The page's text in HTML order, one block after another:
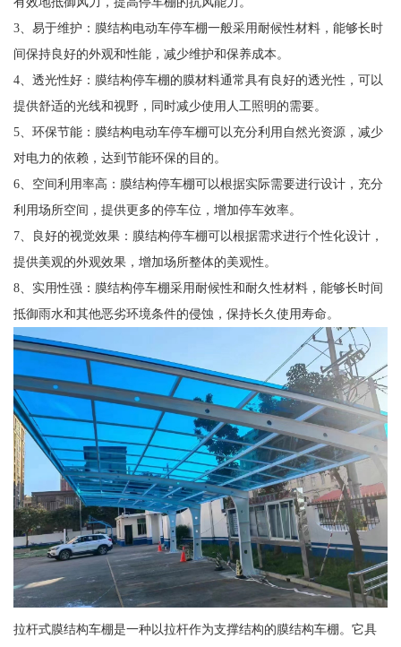
3、易于维护：膜结构电动车停车棚一般采用耐候性材料，能够长时
间保持良好的外观和性能，减少维护和保养成本。
4、透光性好：膜结构停车棚的膜材料通常具有良好的透光性，可以
提供舒适的光线和视野，同时减少使用人工照明的需要。
5、环保节能：膜结构电动车停车棚可以充分利用自然光资源，减少
对电力的依赖，达到节能环保的目的。
6、空间利用率高：膜结构停车棚可以根据实际需要进行设计，充分
利用场所空间，提供更多的停车位，增加停车效率。
7、良好的视觉效果：膜结构停车棚可以根据需求进行个性化设计，
提供美观的外观效果，增加场所整体的美观性。
8、实用性强：膜结构停车棚采用耐候性和耐久性材料，能够长时间
抵御雨水和其他恶劣环境条件的侵蚀，保持长久使用寿命。
拉杆式膜结构车棚是一种以拉杆作为支撑结构的膜结构车棚。它具